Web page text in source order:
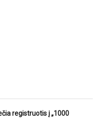
registruotis į „1000